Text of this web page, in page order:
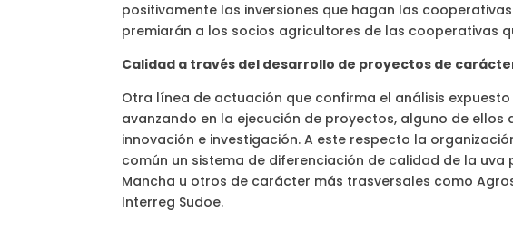
positivamente las inversiones que hagan las
premiarán a los socios agricultores de las cooperativas
Calidad a través del desarrollo de proyectos de
Otra línea de actuación que confirma el análisis
avanzando en la ejecución de proyectos, alguno de
innovación e investigación. A este respecto la
común un sistema de diferenciación de calidad de la
Mancha u otros de carácter más trasversales como
Interreg Sudoe.